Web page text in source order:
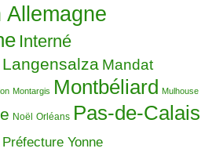
Allemagne
Interné
Langensalza Mandat
Montargis Montbéliard Mulhouse
Noël Orléans Pas-de-Calais
Préfecture Yonne